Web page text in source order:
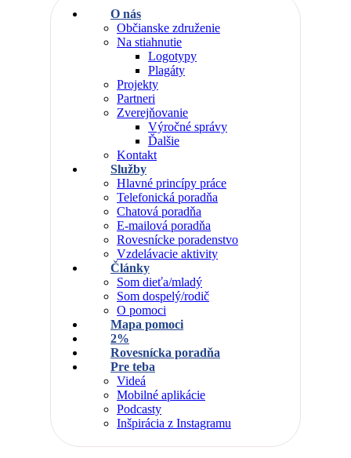
O nás
Občianske združenie
Na stiahnutie
Logotypy
Plagáty
Projekty
Partneri
Zverejňovanie
Výročné správy
Ďalšie
Kontakt
Služby
Hlavné princípy práce
Telefonická poradňa
Chatová poradňa
E-mailová poradňa
Rovesnícke poradenstvo
Vzdelávacie aktivity
Články
Som dieťa/mladý
Som dospelý/rodič
O pomoci
Mapa pomoci
2%
Rovesnícka poradňa
Pre teba
Videá
Mobilné aplikácie
Podcasty
Inšpirácia z Instagramu